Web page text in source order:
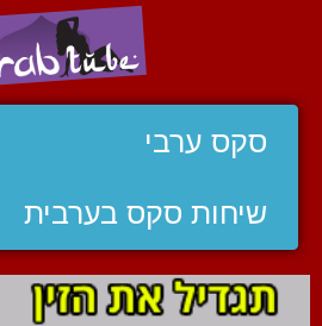
סקס ערבי
שיחות סקס בערבית